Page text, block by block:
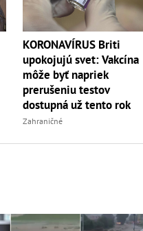
KORONAVÍRUS Briti
upokojujú svet: Vakcína
môže byť napriek
prerušeniu testov
dostupná už tento rok
Zahraničné